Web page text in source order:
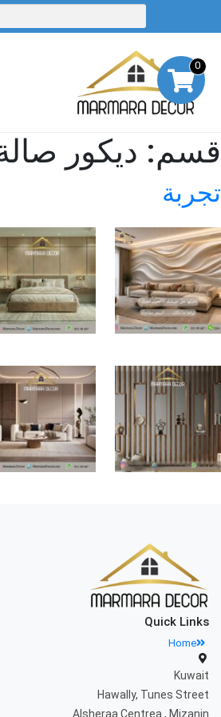
0
قسم: ديكور
تجربة
Quick Links
Home
Kuwait
Hawally, Tunes Street
Alsheraa Centrea , Mizanin